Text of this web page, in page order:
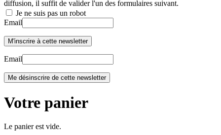
diffusion, il suffit de valider l'un des formulaires suivant.
Je ne suis pas un robot
Email
Email
Votre panier
Le panier est vide.